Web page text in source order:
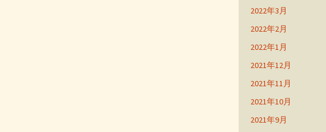
2022年3月
2022年2月
2022年1月
2021年12月
2021年11月
2021年10月
2021年9月